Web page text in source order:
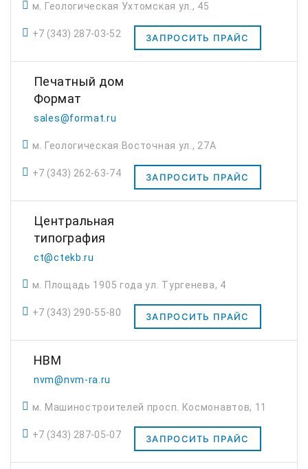
м. Геологическая Ухтомская ул., 45
+7 (343) 287-03-52 ЗАПРОСИТЬ ПРАЙС
Печатный дом
Формат
sales@format.ru
м. Геологическая Восточная ул., 27А
+7 (343) 262-63-74 ЗАПРОСИТЬ ПРАЙС
Центральная
типография
ct@ctekb.ru
м. Площадь 1905 года ул. Тургенева, 4
+7 (343) 290-55-80 ЗАПРОСИТЬ ПРАЙС
НВМ
nvm@nvm-ra.ru
м. Машиностроителей просп. Космонавтов, 11
+7 (343) 287-05-07 ЗАПРОСИТЬ ПРАЙС